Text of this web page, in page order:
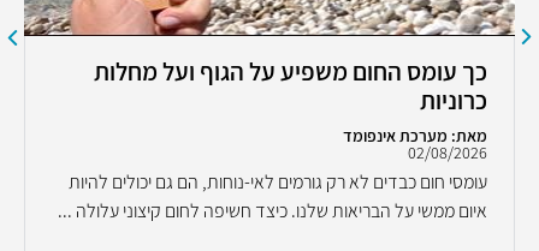
כך עומס החום משפיע על הגוף ועל מחלות
כרוניות
מאת: מערכת אינפומד
02/08/2026
עומסי חום כבדים לא רק גורמים לאי-נוחות, הם גם יכולים להיות
איום ממשי על הבריאות שלנו. כיצד חשיפה לחום קיצוני עלולה ...